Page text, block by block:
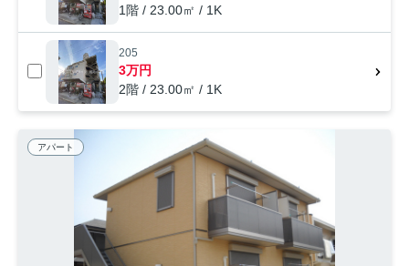
1階 / 23.00㎡ / 1K
205
3万円
2階 / 23.00㎡ / 1K
アパート